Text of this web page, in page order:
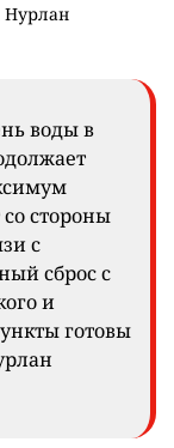
Нурлан
воды в
стороны
с
сброс с
и
готовы